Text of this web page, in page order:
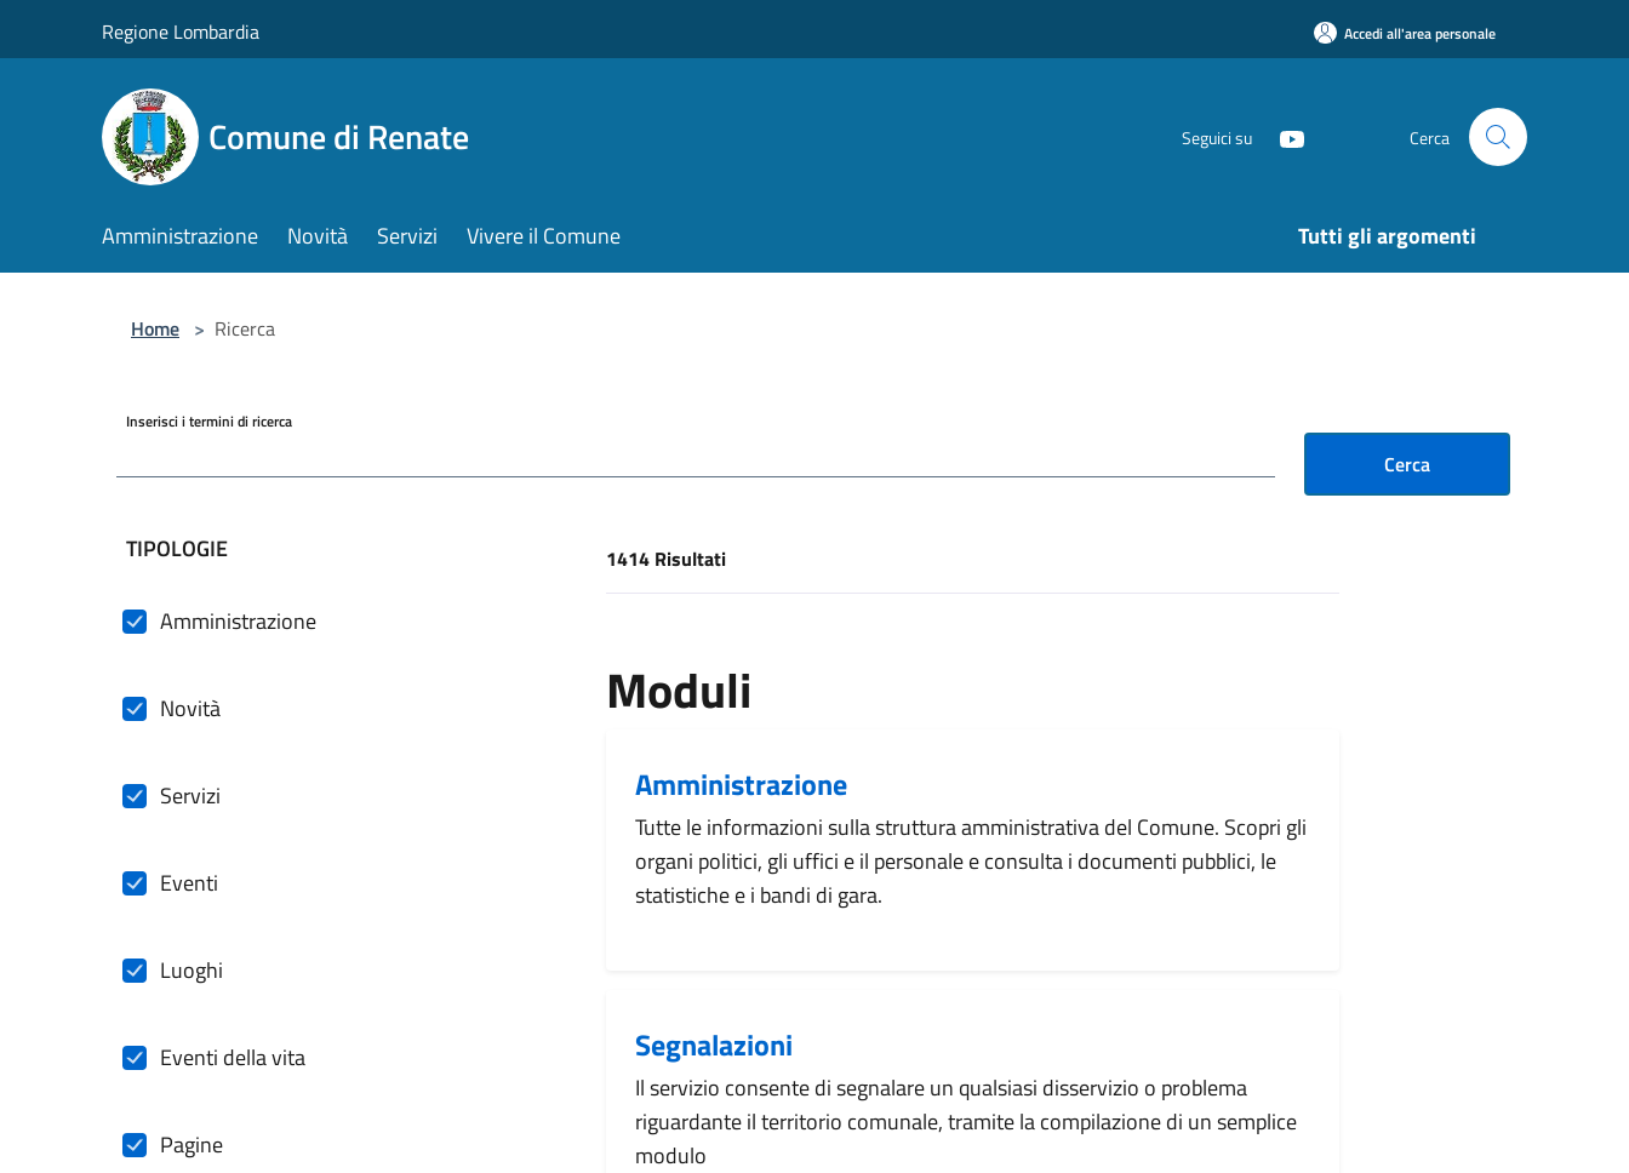
Regione Lombardia Accedi all'area personale
Comune di Renate Seguici su Cerca
Amministrazione Novità Servizi Vivere il Comune Tutti gli argomenti
Home > Ricerca
Inserisci i termini di ricerca
Cerca
filtri da applicare
TIPOLOGIE
Amministrazione
Novità
Servizi
Eventi
Luoghi
Eventi della vita
Pagine
[results] Risultati
1414 Risultati
Moduli
Amministrazione
Tutte le informazioni sulla struttura amministrativa del Comune. Scopri gli
organi politici, gli uffici e il personale e consulta i documenti pubblici, le
statistiche e i bandi di gara.
Segnalazioni
Il servizio consente di segnalare un qualsiasi disservizio o problema
riguardante il territorio comunale, tramite la compilazione di un semplice
modulo